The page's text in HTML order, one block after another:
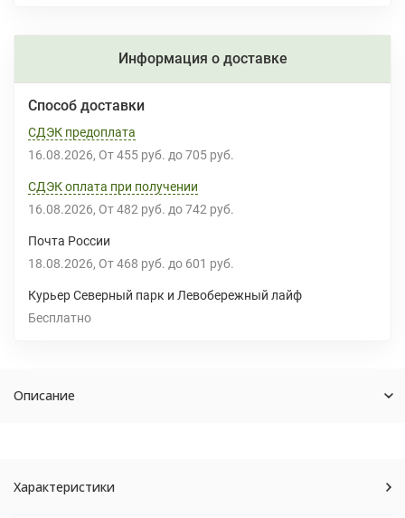
Информация о доставке
Способ доставки
СДЭК предоплата
16.08.2026 От 455 руб. до 705 руб.
СДЭК оплата при получении
16.08.2026 От 482 руб. до 742 руб.
Почта России
18.08.2026 От 468 руб. до 601 руб.
Курьер Северный парк и Левобережный лайф
Бесплатно
Описание
Характеристики